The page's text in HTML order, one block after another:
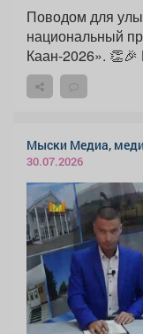
Поводом для
национальный
Мыски Медиа,
30.07.2026